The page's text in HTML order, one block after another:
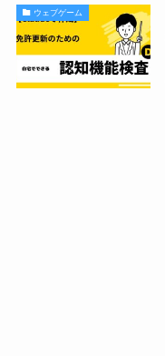
ウェブゲーム